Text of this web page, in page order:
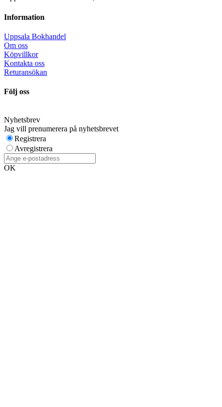
Information
Uppsala Bokhandel
Om oss
Köpvillkor
Kontakta oss
Returansökan
Följ oss
Nyhetsbrev
Jag vill prenumerera på nyhetsbrevet
Registrera
Avregistrera
OK